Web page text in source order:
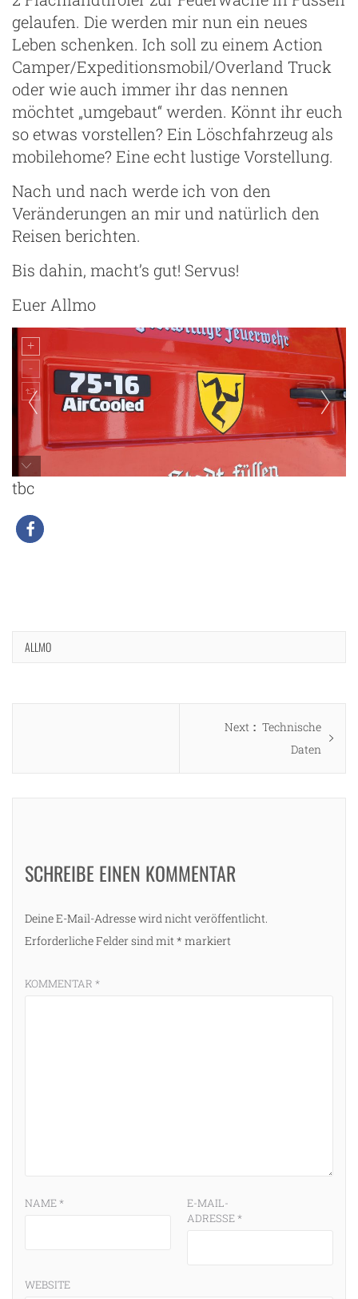
gelaufen. Die werden mir nun ein neues
Leben schenken. Ich soll zu einem Action
Camper/Expeditionsmobil/Overland Truck
oder wie auch immer ihr das nennen
möchtet „umgebaut“ werden. Könnt ihr euch
so etwas vorstellen? Ein Löschfahrzeug als
mobilehome? Eine echt lustige Vorstellung.
Nach und nach werde ich von den
Veränderungen an mir und natürlich den
Reisen berichten.
Bis dahin, macht’s gut! Servus!
Euer Allmo
Allmo Freiwillige Feuerwehr Füssen
tbc
ALLMO
Next
Next
Technische
Daten
SCHREIBE EINEN KOMMENTAR
Deine E-Mail-Adresse wird nicht veröffentlicht.
Erforderliche Felder sind mit * markiert
KOMMENTAR *
NAME*
E-MAIL-
ADRESSE*
WEBSITE